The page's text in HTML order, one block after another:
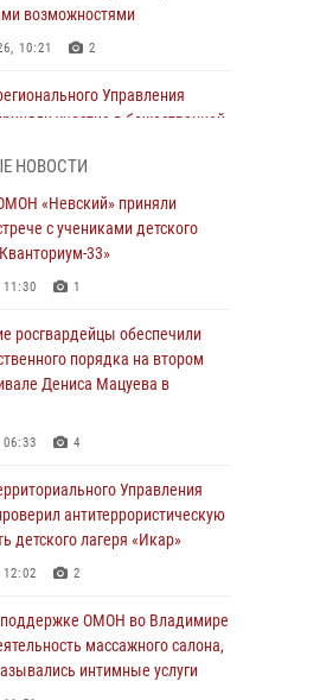
возможностями
10:21 2
Управления
участие в божественной
великого князя
Дня Крещения
4
массажного салона,
интимные услуги
области открыли
«Икар»
2
росгвардейцы обеспечили
Дениса Мацуева в
4
НОВОСТИ
«Невский» приняли
с учениками детского
33»
1
росгвардейцы обеспечили
порядка на втором
Дениса Мацуева в
4
Управления
антитеррористическую
детского лагеря «Икар»
2
поддержке ОМОН во Владимире
массажного салона,
интимные услуги